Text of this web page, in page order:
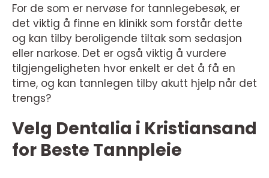
For de som er nervøse for tannlegebesøk, er
det viktig å finne en klinikk som forstår dette
og kan tilby beroligende tiltak som sedasjon
eller narkose. Det er også viktig å vurdere
tilgjengeligheten hvor enkelt er det å få en
time, og kan tannlegen tilby akutt hjelp når det
trengs?
Velg Dentalia i Kristiansand
for Beste Tannpleie